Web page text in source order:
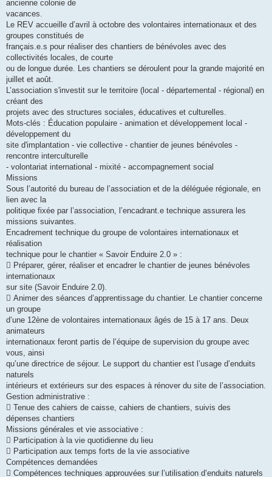
ancienne colonie de
vacances.
Le REV accueille d’avril à octobre des volontaires internationaux et des
groupes constitués de
français.e.s pour réaliser des chantiers de bénévoles avec des
collectivités locales, de courte
ou de longue durée. Les chantiers se déroulent pour la grande majorité en
juillet et août.
L’association s'investit sur le territoire (local - départemental - régional) en
créant des
projets avec des structures sociales, éducatives et culturelles.
Mots-clés : Éducation populaire - animation et développement local -
développement du
site d'implantation - vie collective - chantier de jeunes bénévoles -
rencontre interculturelle
- volontariat international - mixité - accompagnement social
Missions
Sous l’autorité du bureau de l’association et de la déléguée régionale, en
lien avec la
politique fixée par l’association, l’encadrant.e technique assurera les
missions suivantes.
Encadrement technique du groupe de volontaires internationaux et
réalisation
technique pour le chantier « Savoir Enduire 2.0 » :
 Préparer, gérer, réaliser et encadrer le chantier de jeunes bénévoles
internationaux
sur site (Savoir Enduire 2.0).
 Animer des séances d’apprentissage du chantier. Le chantier concerne
un groupe
d’une 12ène de volontaires internationaux âgés de 15 à 17 ans. Deux
animateurs
internationaux feront partis de l’équipe de supervision du groupe avec
vous, ainsi
qu’une directrice de séjour. Le support du chantier est l’usage d’enduits
naturels
intérieurs et extérieurs sur des espaces à rénover du site de l’association.
Gestion administrative :
 Tenue des cahiers de caisse, cahiers de chantiers, suivis des
dépenses chantiers
Missions générales et vie associative :
 Participation à la vie quotidienne du lieu
 Participation aux temps forts de la vie associative
Compétences demandées
 Compétences techniques approuvées sur l’utilisation d’enduits naturels